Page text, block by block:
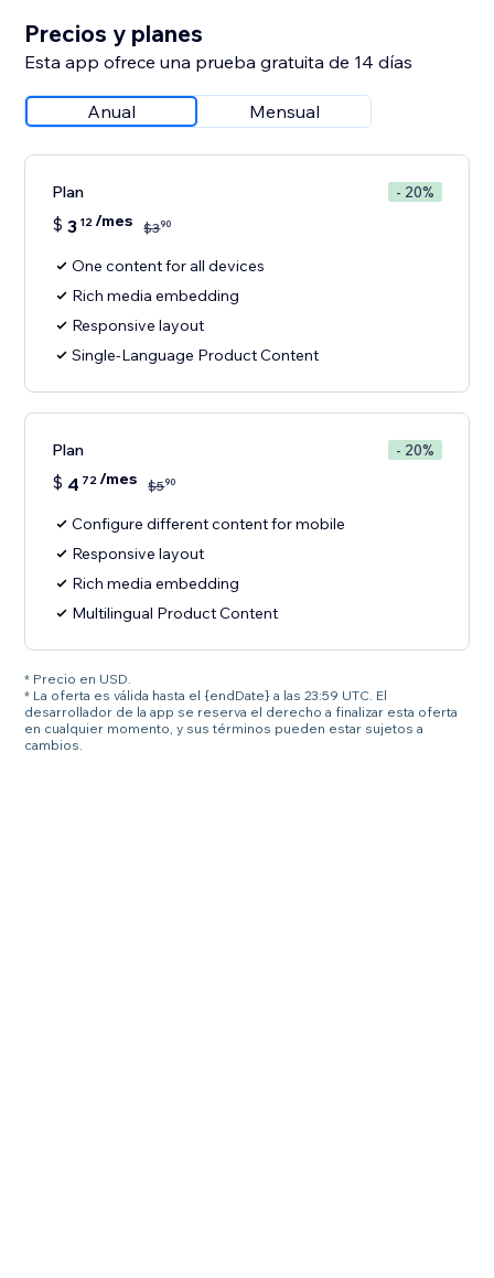
Precios y planes
Esta app ofrece una prueba gratuita de 14 días
Anual Mensual
Plan - 20%
$ 3 12/mes $390
One content for all devices
Rich media embedding
Responsive layout
Single-Language Product Content
Plan - 20%
$ 4 72/mes $590
Configure different content for mobile
Responsive layout
Rich media embedding
Multilingual Product Content
* Precio en USD.
* La oferta es válida hasta el {endDate} a las 23:59 UTC. El
desarrollador de la app se reserva el derecho a finalizar esta oferta
en cualquier momento, y sus términos pueden estar sujetos a
cambios.